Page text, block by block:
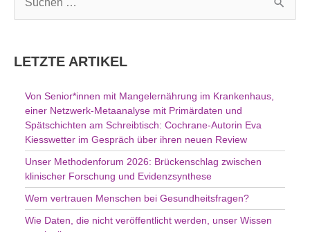
u
e
LETZTE ARTIKEL
Von Senior*innen mit Mangelernährung im Krankenhaus,
einer Netzwerk-Metaanalyse mit Primärdaten und
Spätschichten am Schreibtisch: Cochrane-Autorin Eva
Kiesswetter im Gespräch über ihren neuen Review
Unser Methodenforum 2026: Brückenschlag zwischen
klinischer Forschung und Evidenzsynthese
Wem vertrauen Menschen bei Gesundheitsfragen?
Wie Daten, die nicht veröffentlicht werden, unser Wissen